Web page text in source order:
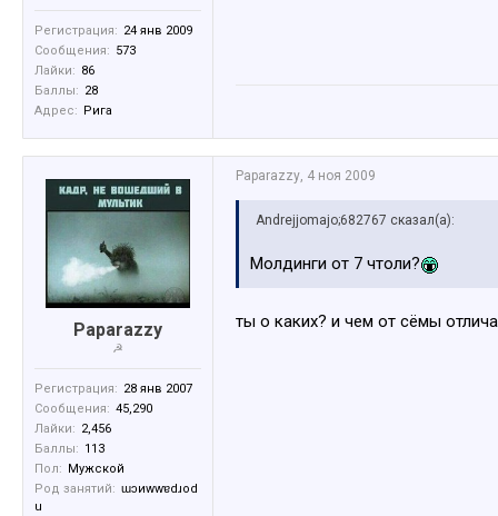
Регистрация: 24 янв 2009
Сообщения: 573
Лайки: 86
Баллы: 28
Адрес:
Рига
Paparazzy
☭
Регистрация: 28 янв 2007
Сообщения: 45,290
Лайки: 2,456
Баллы: 113
Пол:
Мужской
Род занятий: ɯɔиwwɐdɹоd
u
Paparazzy, 4 ноя 2009
Andrejjomajo;682767 сказал(а):
Молдинги от 7 чтоли?
ты о каких? и чем от сёмы